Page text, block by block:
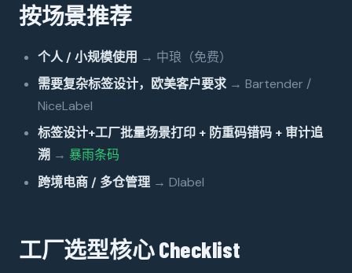
按场景推荐
个人 / 小规模使用 → 中琅（免费）
需要复杂标签设计，欧美客户要求 → Bartender /
NiceLabel
标签设计+工厂批量场景打印 + 防重码错码 + 审计追
溯 → 暴雨条码
跨境电商 / 多仓管理 → Dlabel
工厂选型核心 Checklist